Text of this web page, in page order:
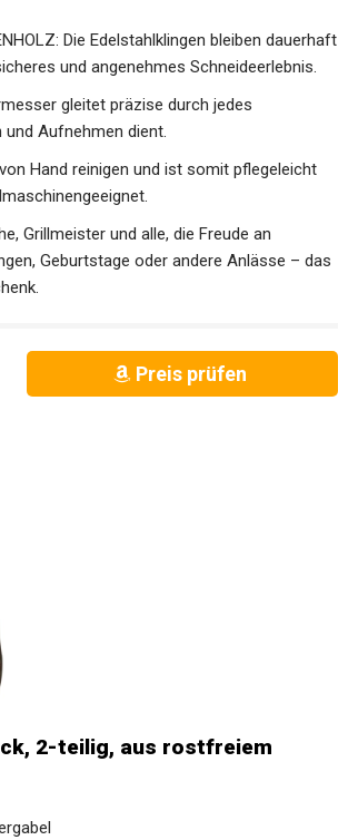
Die Edelstahlklingen bleiben dauerhaft
und angenehmes Schneideerlebnis.
gleitet präzise durch jedes
und Aufnehmen dient.
Hand reinigen und ist somit pflegeleicht
Grillmeister und alle, die Freude an
Geburtstage oder andere Anlässe – das
Preis prüfen
2-teilig, aus rostfreiem